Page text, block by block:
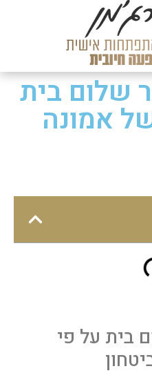
שלום בית
אמונה
בית על פי